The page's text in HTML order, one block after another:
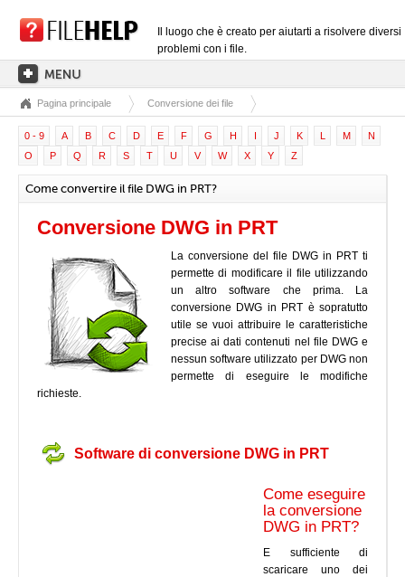
Il luogo che è creato per aiutarti a risolvere diversi
problemi con i file.
PAGINA PRINCIPALE
CATEGORIE DELLE ESTENSIONI
CATEGORIE DEI DRIVER
FILE DLL
CONVERSIONI DI FILE
SOFTWARE
Pagina principale Conversione dei file
0 - 9 A B C D E F G H I J K L M
N
O
P Q R S T U V W X Y Z
Come convertire il file DWG in PRT?
Conversione DWG in PRT
La conversione del file DWG in PRT ti
permette di modificare il file utilizzando
un altro software che prima. La
conversione DWG in PRT è sopratutto
utile se vuoi attribuire le caratteristiche
precise ai dati contenuti nel file DWG e
nessun software utilizzato per DWG non
permette di eseguire le modifiche
richieste.
Software di conversione DWG in PRT
Come eseguire
la conversione
DWG in PRT?
E sufficiente di
scaricare uno dei